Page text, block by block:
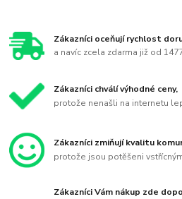
Zákazníci oceňují rychlost
a navíc zcela zdarma již od
Zákazníci chválí výhodné ceny,
protože nenašli na internetu
Zákazníci zmiňují kvalitu
protože jsou potěšeni
Zákazníci Vám nákup zde